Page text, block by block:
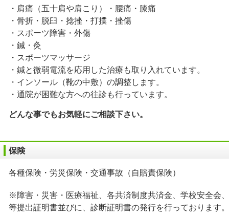
・肩痛（五十肩や肩こり）・腰痛・膝痛
・骨折・脱臼・捻挫・打撲・挫傷
・スポーツ障害・外傷
・鍼・灸
・スポーツマッサージ
・鍼と微弱電流を応用した治療も取り入れています。
・インソール（靴の中敷）の調整します。
・通院が困難な方への往診も行っています。
どんな事でもお気軽にご相談下さい。
各種保険・労災保険・交通事故（自賠責保険）
※障害・災害・医療福祉、各共済制度共済金、学校安全会
等提出証明書並びに、診断証明書の発行を行っております。